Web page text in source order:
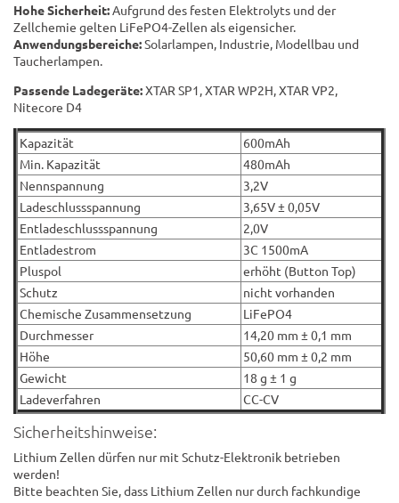
Hohe Sicherheit:Aufgrund des festen Elektrolyts und der
Zellchemie gelten LiFePO4-Zellen als eigensicher.
Anwendungsbereiche:Solarlampen, Industrie, Modellbau und
Taucherlampen.
Passende Ladegeräte:XTAR SP1, XTAR WP2H, XTAR VP2,
Nitecore D4
Kapazität
600mAh
Min. Kapazität
480mAh
Nennspannung
3,2V
Ladeschlussspannung
3,65V ± 0,05V
Entladeschlussspannung
2,0V
Entladestrom
3C 1500mA
Pluspol
erhöht (Button Top)
Schutz
nicht vorhanden
Chemische Zusammensetzung
LiFePO4
Durchmesser
14,20 mm ± 0,1 mm
Höhe
50,60 mm ± 0,2 mm
Gewicht
18 g ± 1 g
Ladeverfahren
CC-CV
Sicherheitshinweise:
Lithium Zellen dürfen nur mit Schutz-Elektronik betrieben
werden!
Bitte beachten Sie, dass Lithium Zellen nur durch fachkundige